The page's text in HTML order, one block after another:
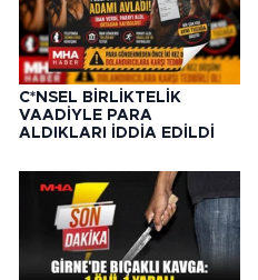
C*NSEL BİRLİKTELİK
VAADİYLE PARA
ALDIKLARI İDDİA EDİLDİ